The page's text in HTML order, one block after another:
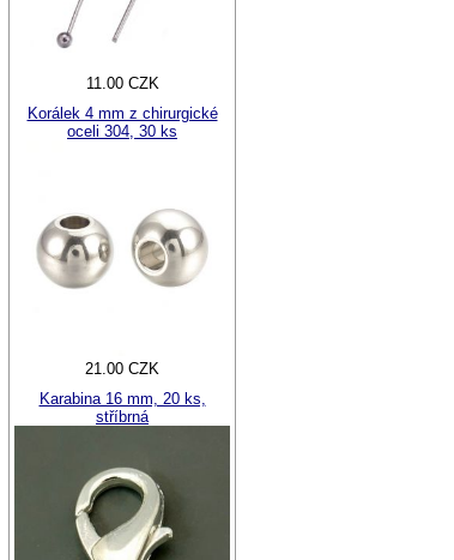
11.00 CZK
Korálek 4 mm z chirurgické
oceli 304, 30 ks
21.00 CZK
Karabina 16 mm, 20 ks,
stříbrná